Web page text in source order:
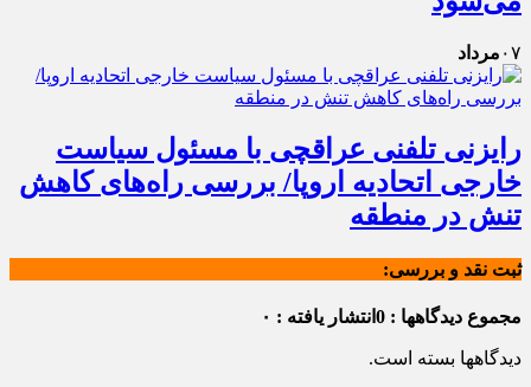
۰۷ مرداد
رایزنی تلفنی عراقچی با مسئول سیاست
خارجی اتحادیه اروپا/ بررسی راه‌های کاهش
تنش در منطقه
ثبت نقد و بررسی:
مجموع دیدگاهها : 0 انتشار یافته : ۰
دیدگاهها بسته است.